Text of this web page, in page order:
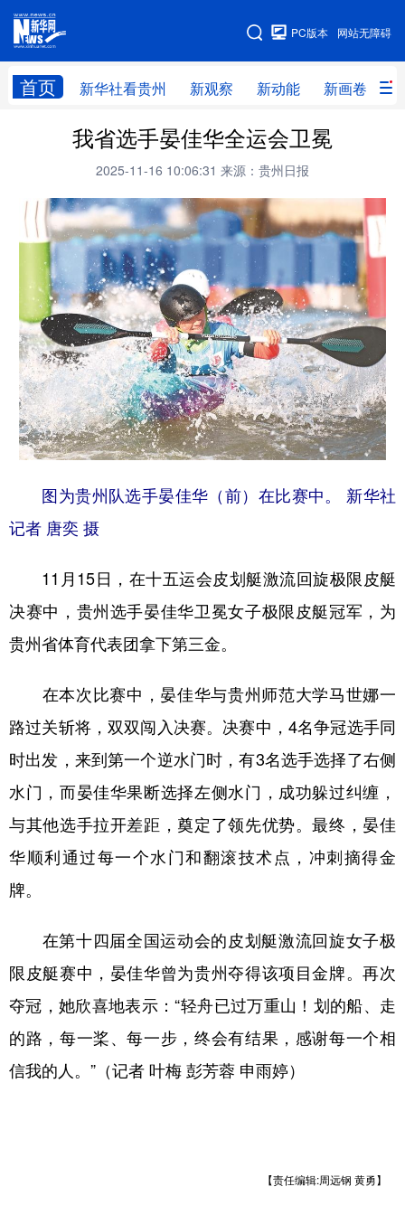
网站无障碍
PC版本
首页 新华社看贵州 新观察 新动能 新画卷
网站地图
新华社看贵州 新观察 新动能 新画卷
贵州领导 人事
专题 访谈 直播 视频
畅游贵州 数字贵州 律动贵州 健康贵州
光影贵州 部门之窗 县区直达 企业速递
融媒联播 贵阳 遵义 安顺
六盘水 毕节 铜仁 黔东南
黔南 黔西南
浙江 安徽 福建 江西
山东 河南 湖北 湖南
四川 贵州 云南 西藏
陕西 甘肃 青海 宁夏
多语种频道
Deutsch Português
我省选手晏佳华全运会卫冕
2025-11-16 10:06:31 来源：贵州日报
图为贵州队选手晏佳华（前）在比赛中。 新华社
记者 唐奕 摄
11月15日，在十五运会皮划艇激流回旋极限皮艇
决赛中，贵州选手晏佳华卫冕女子极限皮艇冠军，为
贵州省体育代表团拿下第三金。
在本次比赛中，晏佳华与贵州师范大学马世娜一
路过关斩将，双双闯入决赛。决赛中，4名争冠选手同
时出发，来到第一个逆水门时，有3名选手选择了右侧
水门，而晏佳华果断选择左侧水门，成功躲过纠缠，
与其他选手拉开差距，奠定了领先优势。最终，晏佳
华顺利通过每一个水门和翻滚技术点，冲刺摘得金
牌。
在第十四届全国运动会的皮划艇激流回旋女子极
限皮艇赛中，晏佳华曾为贵州夺得该项目金牌。再次
夺冠，她欣喜地表示：“轻舟已过万重山！划的船、走
的路，每一桨、每一步，终会有结果，感谢每一个相
信我的人。”（记者 叶梅 彭芳蓉 申雨婷）
【责任编辑:周远钢 黄勇】